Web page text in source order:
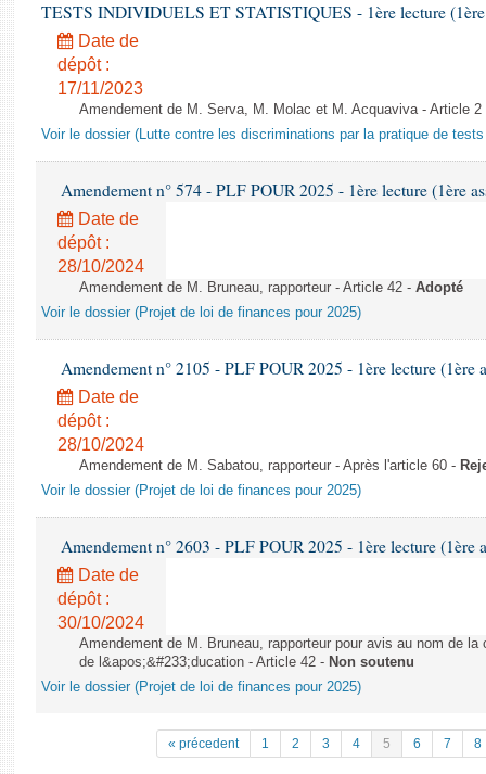
TESTS INDIVIDUELS ET STATISTIQUES - 1ère lecture (1ère
Date de
dépôt :
17/11/2023
Amendement de M. Serva, M. Molac et M. Acquaviva - Article
Voir le dossier (Lutte contre les discriminations par la pratique de
Amendement n° 574 - PLF POUR 2025 - 1ère lecture (1ère
Date de
dépôt :
28/10/2024
Amendement de M. Bruneau, rapporteur - Article 42 - Adopté
Voir le dossier (Projet de loi de finances pour 2025)
Amendement n° 2105 - PLF POUR 2025 - 1ère lecture (1ère
Date de
dépôt :
28/10/2024
Amendement de M. Sabatou, rapporteur - Après l'article 60 -
Voir le dossier (Projet de loi de finances pour 2025)
Amendement n° 2603 - PLF POUR 2025 - 1ère lecture (1ère
Date de
dépôt :
30/10/2024
Amendement de M. Bruneau, rapporteur pour avis au nom de
de l&apos;&#233;ducation - Article 42 - Non soutenu
Voir le dossier (Projet de loi de finances pour 2025)
« précedent 1 2 3 4 5 6 7 8